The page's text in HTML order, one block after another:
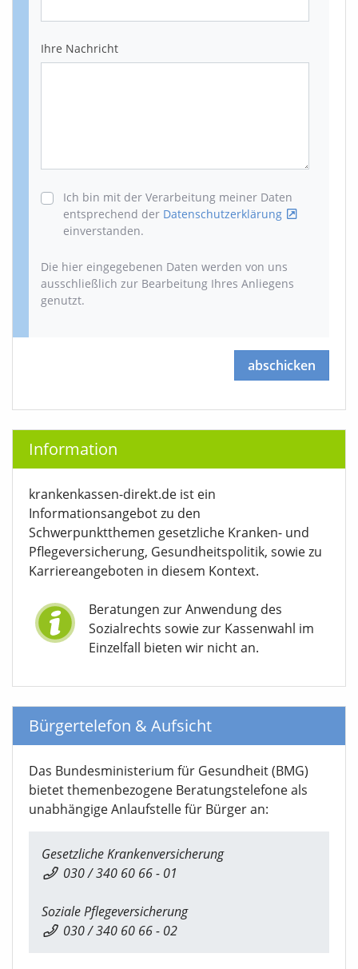
Ihre Nachricht
Ich bin mit der Verarbeitung meiner Daten
entsprechend der Datenschutzerklärung
einverstanden.
Die hier eingegebenen Daten werden von uns
ausschließlich zur Bearbeitung Ihres Anliegens
genutzt.
abschicken
Information
krankenkassen-direkt.de ist ein
Informationsangebot zu den
Schwerpunktthemen gesetzliche Kranken- und
Pflegeversicherung, Gesundheitspolitik, sowie zu
Karriereangeboten in diesem Kontext.
Beratungen zur Anwendung des
Sozialrechts sowie zur Kassenwahl im
Einzelfall bieten wir nicht an.
Bürgertelefon & Aufsicht
Das Bundesministerium für Gesundheit (BMG)
bietet themenbezogene Beratungstelefone als
unabhängige Anlaufstelle für Bürger an:
Gesetzliche Krankenversicherung
030 / 340 60 66 - 01
Soziale Pflegeversicherung
030 / 340 60 66 - 02